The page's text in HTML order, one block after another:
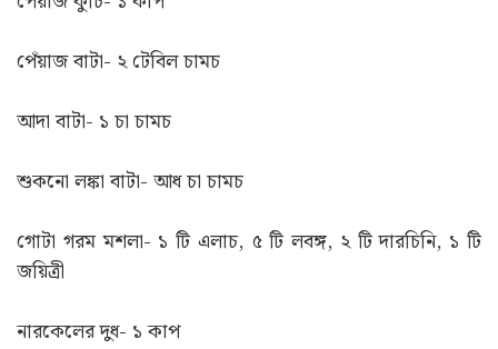
পেঁয়াজ বাটা- ২ টেবিল চামচ
আদা বাটা- ১ চা চামচ
শুকনো লঙ্কা বাটা- আধ চা চামচ
গোটা গরম মশলা- ১ টি এলাচ, ৫ টি লবঙ্গ, ২ টি দারচিনি, ১ টি
জয়িত্রী
নারকেলের দুধ- ১ কাপ